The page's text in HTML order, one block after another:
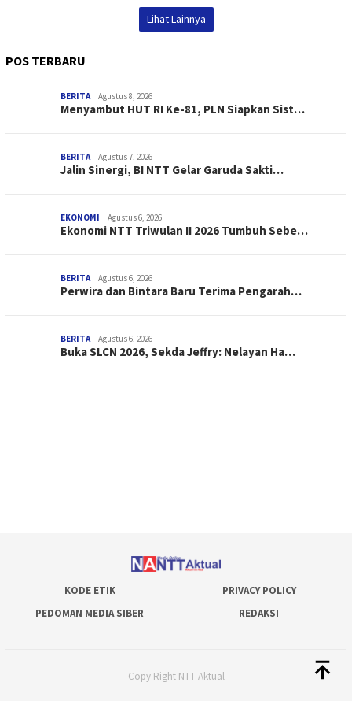
Lihat Lainnya
POS TERBARU
BERITA Agustus 8, 2026
Menyambut HUT RI Ke-81, PLN Siapkan Sist…
BERITA Agustus 7, 2026
Jalin Sinergi, BI NTT Gelar Garuda Sakti…
EKONOMI Agustus 6, 2026
Ekonomi NTT Triwulan II 2026 Tumbuh Sebe…
BERITA Agustus 6, 2026
Perwira dan Bintara Baru Terima Pengarah…
BERITA Agustus 6, 2026
Buka SLCN 2026, Sekda Jeffry: Nelayan Ha…
KODE ETIK
PRIVACY POLICY
PEDOMAN MEDIA SIBER
REDAKSI
Copy Right NTT Aktual